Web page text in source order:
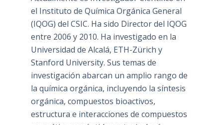
el Instituto de Química Orgánica General
(IQOG) del CSIC. Ha sido Director del IQOG
entre 2006 y 2010. Ha investigado en la
Universidad de Alcalá, ETH-Zürich y
Stanford University. Sus temas de
investigación abarcan un amplio rango de
la química orgánica, incluyendo la síntesis
orgánica, compuestos bioactivos,
estructura e interacciones de compuestos